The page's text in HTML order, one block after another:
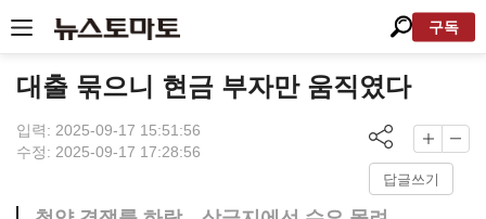
구독
대출 묶으니 현금 부자만 움직였다
입력: 2025-09-17 15:51:56
수정: 2025-09-17 17:28:56
답글쓰기